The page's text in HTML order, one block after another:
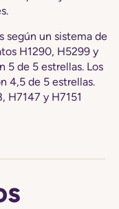
según un sistema de
H1290, H5299 y
5 de 5 estrellas. Los
4,5 de 5 estrellas.
H7147 y H7151